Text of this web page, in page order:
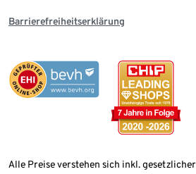
Barrierefreiheitserklärung
Alle Preise verstehen sich inkl.